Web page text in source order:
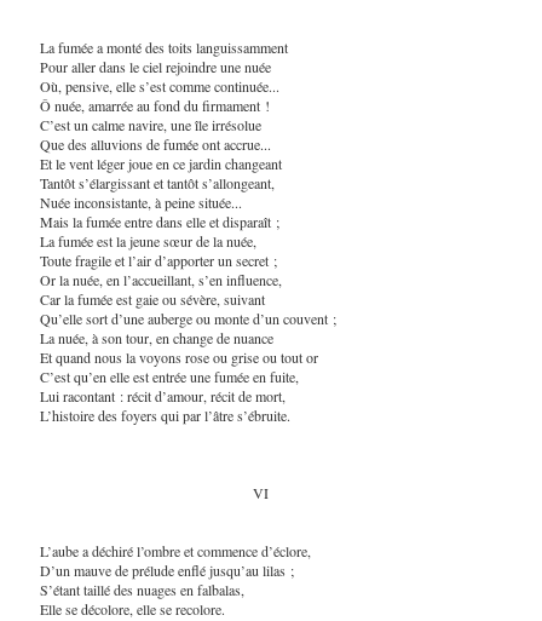
La fumée a monté des toits languissamment
Pour aller dans le ciel rejoindre une nuée
Où, pensive, elle s’est comme continuée...
Ô nuée, amarrée au fond du firmament !
C’est un calme navire, une île irrésolue
Que des alluvions de fumée ont accrue...
Et le vent léger joue en ce jardin changeant
Tantôt s’élargissant et tantôt s’allongeant,
Nuée inconsistante, à peine située...
Mais la fumée entre dans elle et disparaît ;
La fumée est la jeune sœur de la nuée,
Toute fragile et l’air d’apporter un secret ;
Or la nuée, en l’accueillant, s’en influence,
Car la fumée est gaie ou sévère, suivant
Qu’elle sort d’une auberge ou monte d’un couvent ;
La nuée, à son tour, en change de nuance
Et quand nous la voyons rose ou grise ou tout or
C’est qu’en elle est entrée une fumée en fuite,
Lui racontant : récit d’amour, récit de mort,
L’histoire des foyers qui par l’âtre s’ébruite.
VI
L’aube a déchiré l’ombre et commence d’éclore,
D’un mauve de prélude enflé jusqu’au lilas ;
S’étant taillé des nuages en falbalas,
Elle se décolore, elle se recolore.